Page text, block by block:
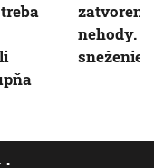
nehody.
sneženie